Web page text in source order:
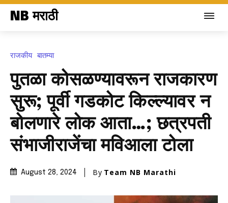
NB मराठी
राजकीय बातम्या
पुतळा कोसळण्यावरून राजकारण
सुरू; पूर्वी गडकोट किल्ल्यावर न
बोलणारे लोक आता…; छत्रपती
संभाजीराजेंचा मविआला टोला
August 28, 2024 By Team NB Marathi